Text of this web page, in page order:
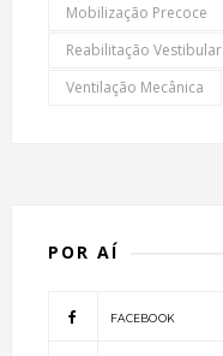
Mobilização Precoce
Reabilitação Vestibular
Ventilação Mecânica
POR AÍ
FACEBOOK